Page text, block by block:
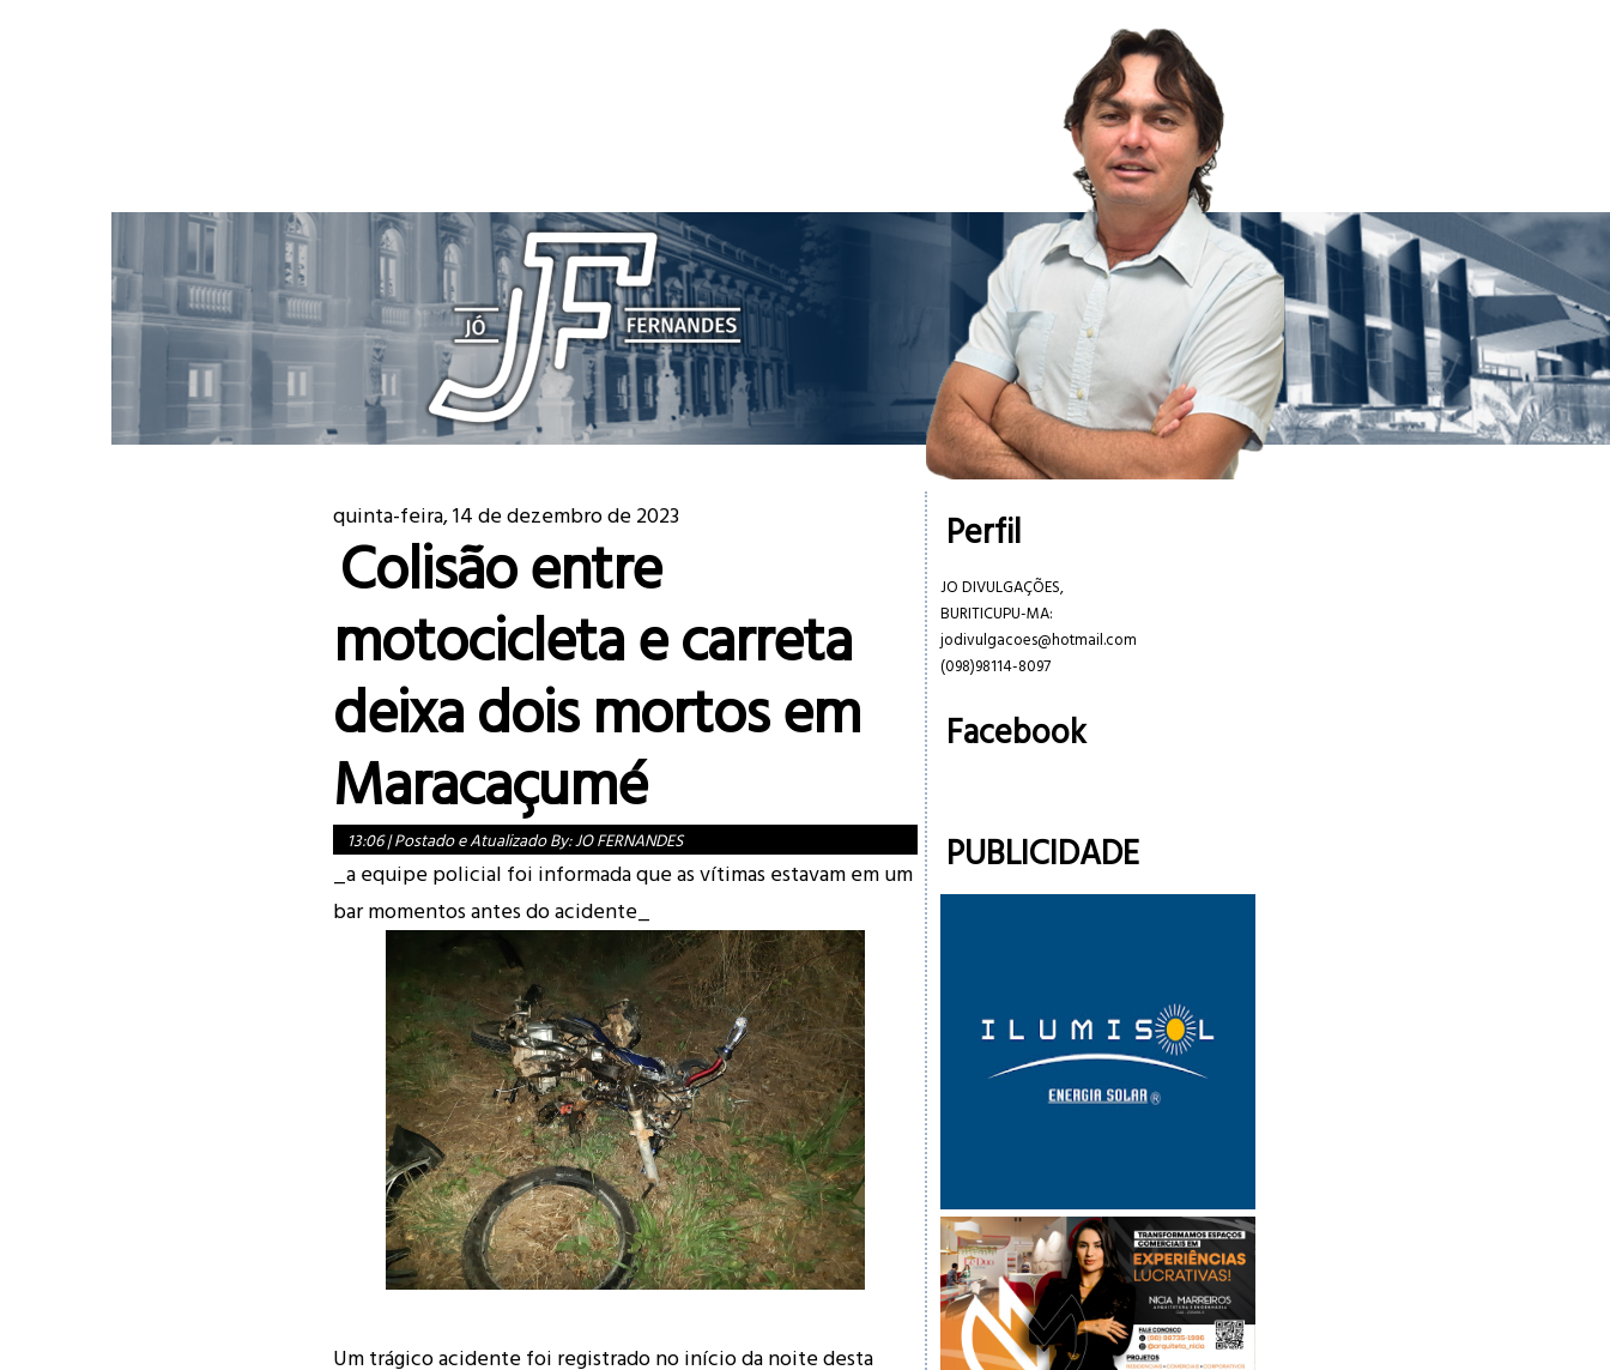
quinta-feira, 14 de dezembro de 2023
Colisão entre
motocicleta e carreta
deixa dois mortos em
Maracaçumé
13:06|Postado e Atualizado By:JO FERNANDES
_a equipe policial foi informada que as vítimas estavam em um
bar momentos antes do acidente_
Um trágico acidente foi registrado no início da noite desta
Perfil
JO DIVULGAÇÕES,
BURITICUPU-MA:
jodivulgacoes@hotmail.com
(098)98114-8097
Facebook
PUBLICIDADE